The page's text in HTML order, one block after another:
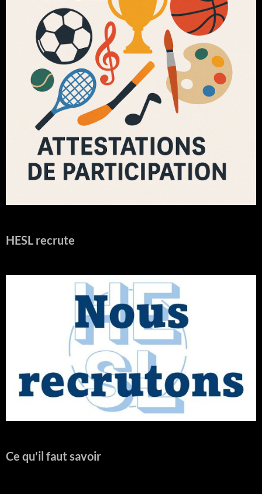
HESL recrute
Ce qu'il faut savoir